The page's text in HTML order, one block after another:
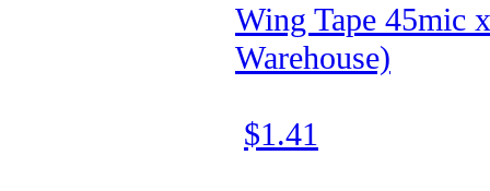
Wing Tape 45mic
Warehouse)
$1.41